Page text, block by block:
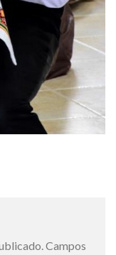
Campos